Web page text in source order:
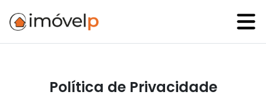
Política de Privacidade